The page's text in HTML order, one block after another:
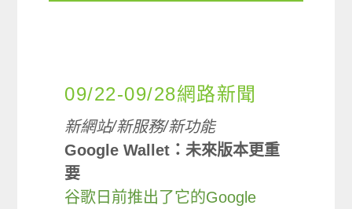
09/22-09/28網路新聞
新網站/新服務/新功能
Google Wallet：未來版本更重
要
谷歌日前推出了它的Google